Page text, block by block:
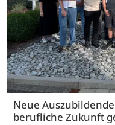
Neue
berufliche Zukunft